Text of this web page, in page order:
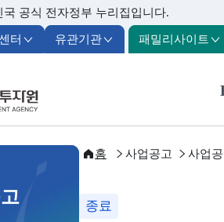
공식 전자정부 누리집입니다.
터 유관기관 패밀리사이트
자원
홈 사업공고 사업
종료